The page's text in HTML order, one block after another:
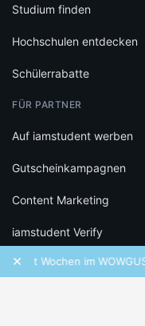
×Wochen im
Studium finden
Hochschulen entdecken
Schülerrabatte
FÜR PARTNER
Auf iamstudent werben
Gutscheinkampagnen
Content Marketing
iamstudent Verify